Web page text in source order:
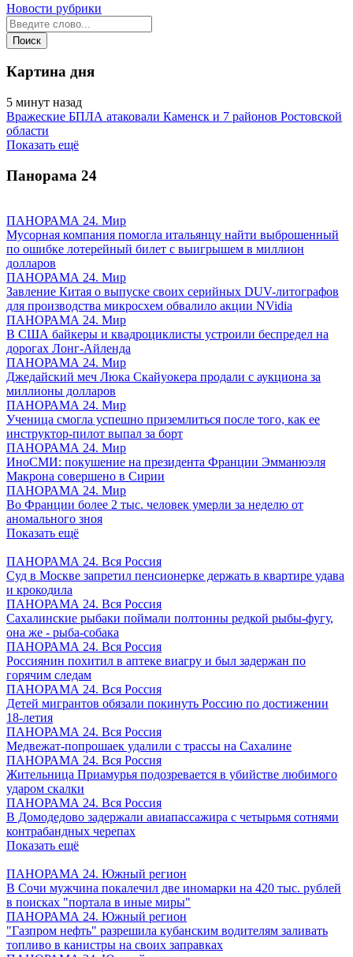
Новости рубрики
Картина дня
5 минут назад
Вражеские БПЛА атаковали Каменск и 7 районов Ростовской
области
Показать ещё
Панорама 24
ПАНОРАМА 24. Мир
Мусорная компания помогла итальянцу найти выброшенный
по ошибке лотерейный билет с выигрышем в миллион
долларов
ПАНОРАМА 24. Мир
Завление Китая о выпуске своих серийных DUV-литографов
для производства микросхем обвалило акции NVidia
ПАНОРАМА 24. Мир
В США байкеры и квадроциклисты устроили беспредел на
дорогах Лонг-Айленда
ПАНОРАМА 24. Мир
Джедайский меч Люка Скайуокера продали с аукциона за
миллионы долларов
ПАНОРАМА 24. Мир
Ученица смогла успешно приземлиться после того, как ее
инструктор-пилот выпал за борт
ПАНОРАМА 24. Мир
ИноСМИ: покушение на президента Франции Эмманюэля
Макрона совершено в Сирии
ПАНОРАМА 24. Мир
Во Франции более 2 тыс. человек умерли за неделю от
аномального зноя
Показать ещё
ПАНОРАМА 24. Вся Россия
Суд в Москве запретил пенсионерке держать в квартире удава
и крокодила
ПАНОРАМА 24. Вся Россия
Сахалинские рыбаки поймали полтонны редкой рыбы-фугу,
она же - рыба-собака
ПАНОРАМА 24. Вся Россия
Россиянин похитил в аптеке виагру и был задержан по
горячим следам
ПАНОРАМА 24. Вся Россия
Детей мигрантов обязали покинуть Россию по достижении
18-летия
ПАНОРАМА 24. Вся Россия
Медвежат-попрошаек удалили с трассы на Сахалине
ПАНОРАМА 24. Вся Россия
Жительница Приамурья подозревается в убийстве любимого
ударом скалки
ПАНОРАМА 24. Вся Россия
В Домодедово задержали авиапассажира с четырьмя сотнями
контрабандных черепах
Показать ещё
ПАНОРАМА 24. Южный регион
В Сочи мужчина покалечил две иномарки на 420 тыс. рублей
в поисках "портала в иные миры"
ПАНОРАМА 24. Южный регион
"Газпром нефть" разрешила кубанским водителям заливать
топливо в канистры на своих заправках